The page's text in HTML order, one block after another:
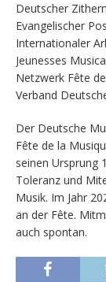
Deutscher
Evangelischer
Internationaler
Jeunesses
Netzwerk Fête
Verband
Der Deutsche
Fête de la
seinen Ursprung
Toleranz und
Musik. Im Jahr
an der Fête.
auch spontan.